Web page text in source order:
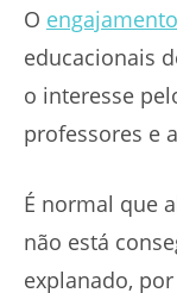
O engajamento
educacionais
o interesse
professores e
É normal que
não está
explanado,